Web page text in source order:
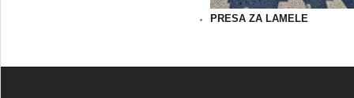
PRESA ZA LAMELE